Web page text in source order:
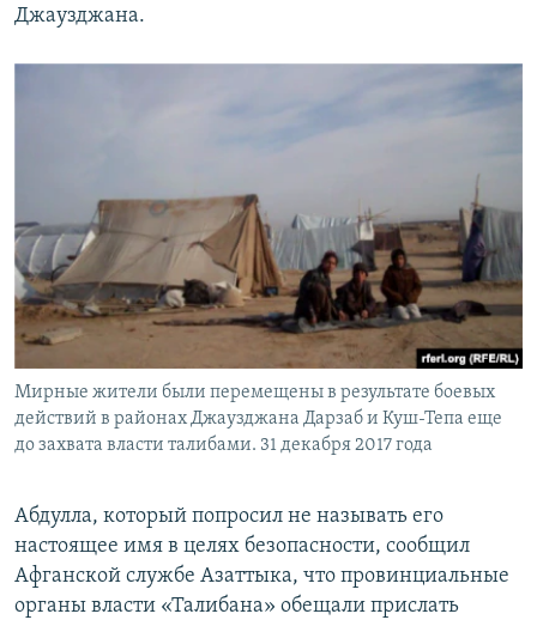
Джаузджана.
Мирные жители были перемещены в результате боевых
действий в районах Джаузджана Дарзаб и Куш-Тепа еще
до захвата власти талибами. 31 декабря 2017 года
Абдулла, который попросил не называть его
настоящее имя в целях безопасности, сообщил
Афганской службе Азаттыка, что провинциальные
органы власти «Талибана» обещали прислать